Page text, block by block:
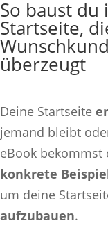
So baust
Startseite,
überzeugt
Deine Startseite
jemand bleibt
eBook bekommst
konkrete
um deine
aufzubauen.